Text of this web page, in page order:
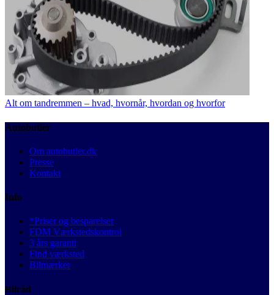
Alt om tandremmen – hvad, hvornår, hvordan og hvorfor
Autobutler
Om autobutler.dk
Presse
Kontakt
Info
*Priser og besparelser
FDM Værkstedskontrol
3 års garanti
Find værksted
Bilmærker
Bilråd